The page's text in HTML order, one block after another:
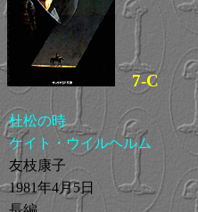
7-C
杜松の時
ケイト・ウイルヘルム
友枝康子
1981年4月5日